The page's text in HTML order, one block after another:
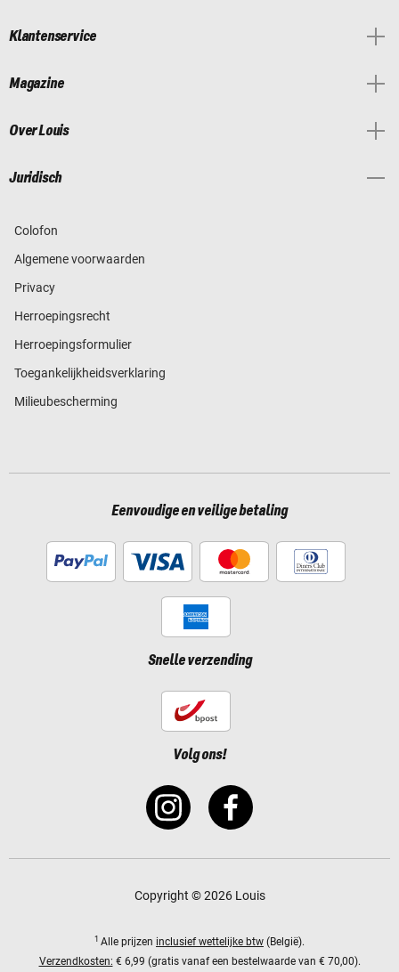
Klantenservice
Magazine
Over Louis
Juridisch
Colofon
Algemene voorwaarden
Privacy
Herroepingsrecht
Herroepingsformulier
Toegankelijkheidsverklaring
Milieubescherming
Eenvoudige en veilige betaling
Snelle verzending
Volg ons!
Copyright © 2026 Louis
1 Alle prijzen inclusief wettelijke btw (België).
Verzendkosten: € 6,99 (gratis vanaf een bestelwaarde van € 70,00).